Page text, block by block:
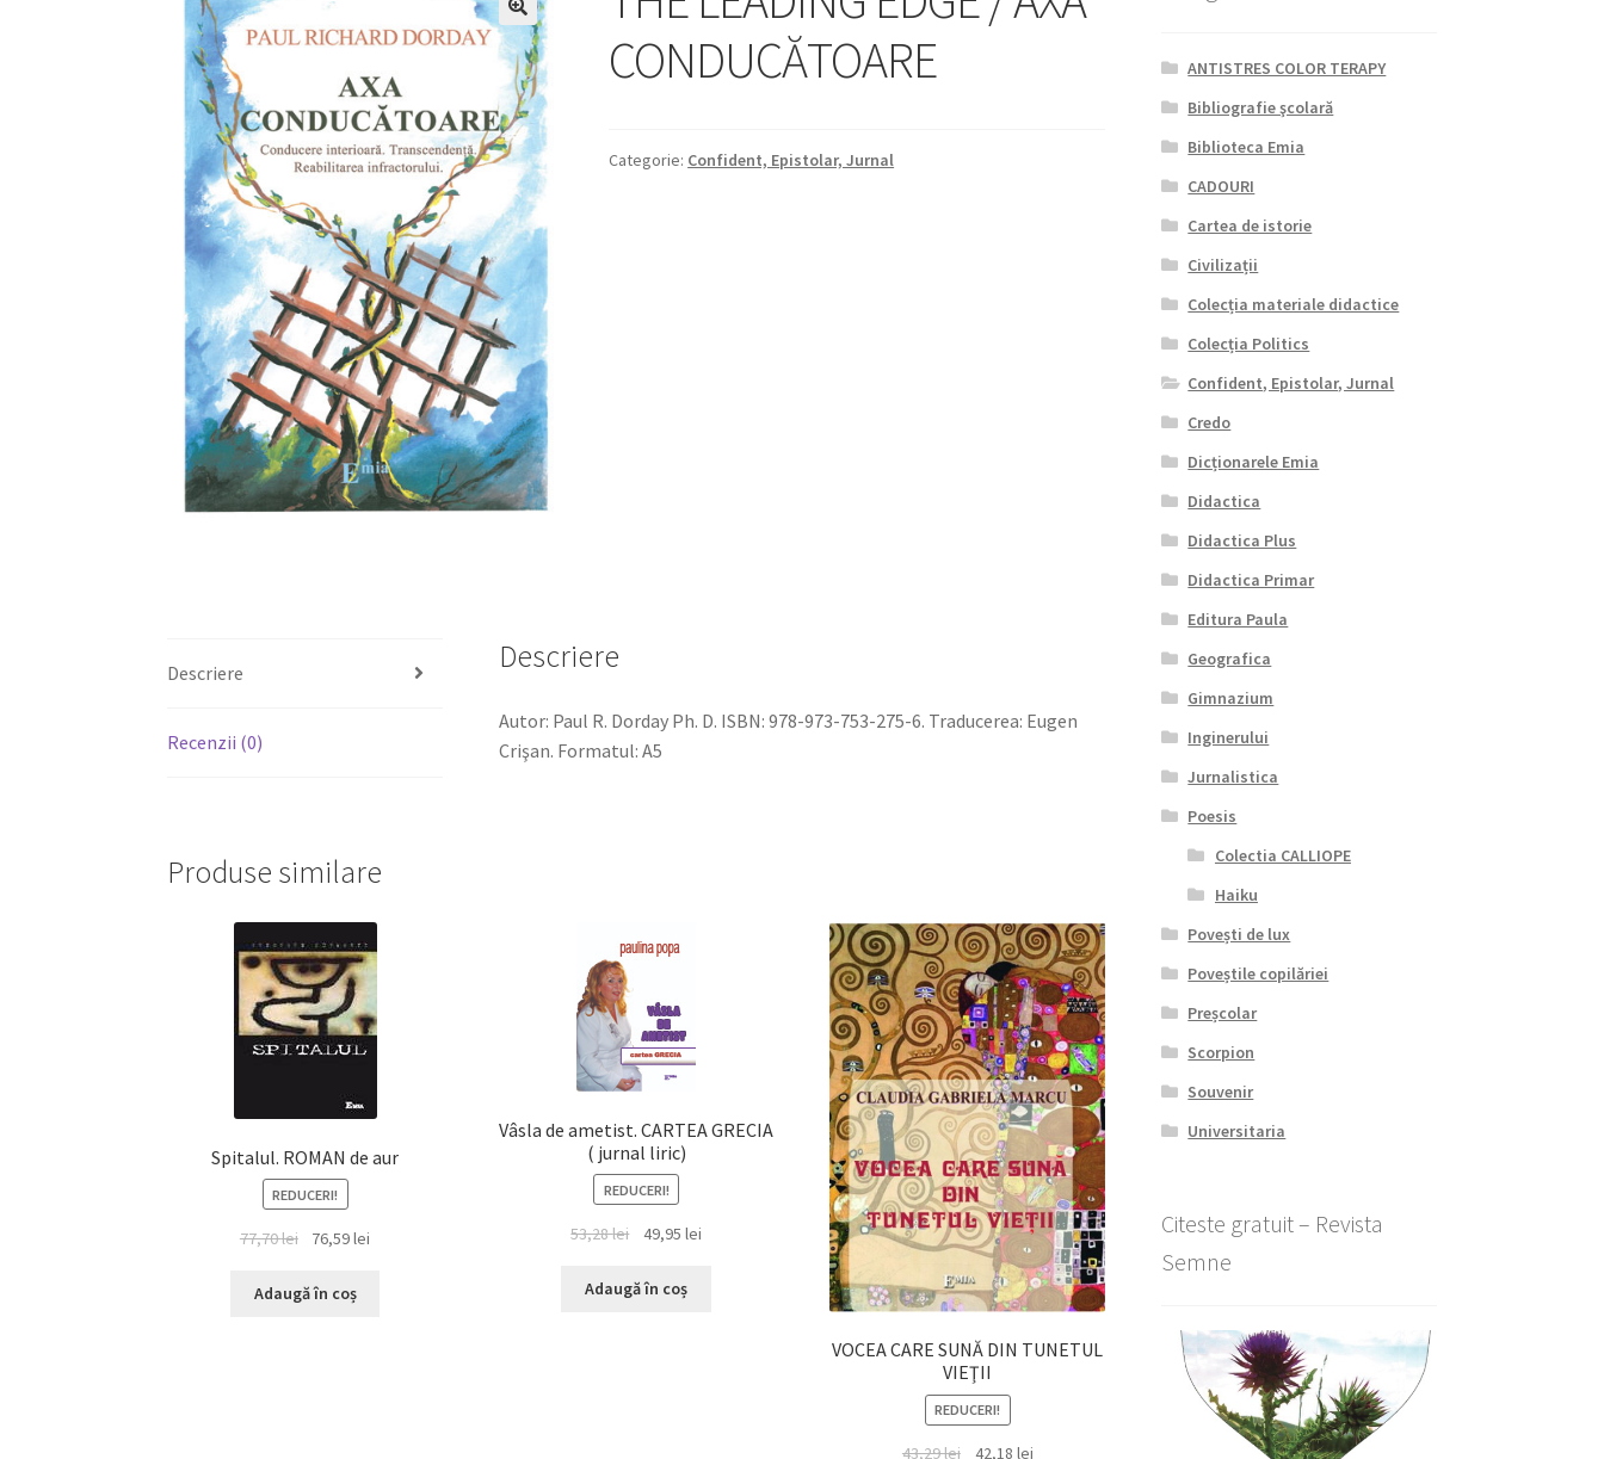
CONDUCĂTOARE
Categorie: Confident, Epistolar, Jurnal
Descriere
Recenzii (0)
Descriere
Autor: Paul R. Dorday Ph. D. ISBN: 978-973-753-275-6. Traducerea: Eugen
Crişan. Formatul: A5
Produse similare
Spitalul. ROMAN de aur
REDUCERI!
77,70lei
Prețul
a
76,59lei
Adaugă în coș
Vâsla de ametist. CARTEA GRECIA
( jurnal liric)
REDUCERI!
53,28lei
Prețul
a
49,95 lei
Adaugă în coș
VOCEA CARE SUNĂ DIN TUNETUL
VIEŢII
REDUCERI!
43,29lei
Prețul
42,18 leiPrețul
ANTISTRES COLOR TERAPY
Bibliografie şcolară
Biblioteca Emia
CADOURI
Cartea de istorie
Civilizații
Colecția materiale didactice
Colecția Politics
Confident, Epistolar, Jurnal
Credo
Dicționarele Emia
Didactica
Didactica Plus
Didactica Primar
Editura Paula
Geografica
Gimnazium
Inginerului
Jurnalistica
Poesis
Colectia CALLIOPE
Haiku
Povești de lux
Poveștile copilăriei
Preșcolar
Scorpion
Souvenir
Universitaria
Citeste gratuit – Revista
Semne